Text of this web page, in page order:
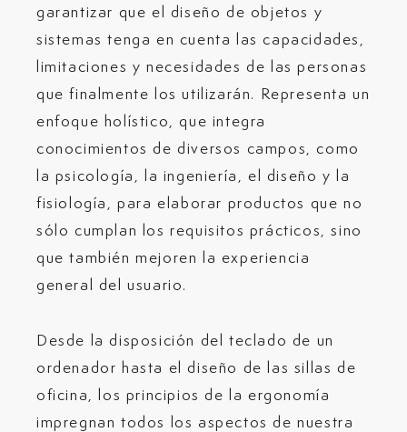
garantizar que el diseño de objetos y
sistemas tenga en cuenta las capacidades,
limitaciones y necesidades de las personas
que finalmente los utilizarán. Representa un
enfoque holístico, que integra
conocimientos de diversos campos, como
la psicología, la ingeniería, el diseño y la
fisiología, para elaborar productos que no
sólo cumplan los requisitos prácticos, sino
que también mejoren la experiencia
general del usuario.
Desde la disposición del teclado de un
ordenador hasta el diseño de las sillas de
oficina, los principios de la ergonomía
impregnan todos los aspectos de nuestra